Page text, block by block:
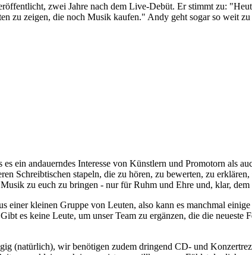
zwei Jahre nach dem Live-Debüt. Er stimmt zu:
zu zeigen, die noch Musik kaufen." Andy geht sogar so weit
ein andauerndes Interesse von Künstlern und Promotorn als
Schreibtischen stapeln, die zu hören, zu bewerten, zu
zu euch zu bringen - nur für Ruhm und Ehre und, klar, dem
einer kleinen Gruppe von Leuten, also kann es manchmal
es keine Leute, um unser Team zu ergänzen, die die
(natürlich), wir benötigen zudem dringend CD- und